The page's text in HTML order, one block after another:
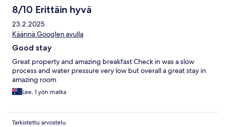
8/10 Erittäin hyvä
23.2.2025
Käännä Googlen avulla
Good stay
Great property and amazing breakfast Check in was a slow
process and water pressure very low but overall a great stay in
amazing room
Lee, 1 yön matka
Tarkistettu arvostelu